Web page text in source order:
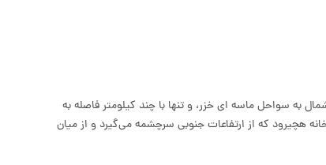
به سواحل ماسه ای خزر، و تنها با چند کیلومتر فاصله به
هچیرود که از ارتفاعات جنوبی سرچشمه می‌گیرد و از میان